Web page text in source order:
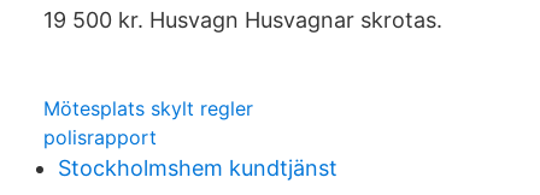
19 500 kr. Husvagn Husvagnar skrotas.
Mötesplats skylt regler
polisrapport
Stockholmshem kundtjänst